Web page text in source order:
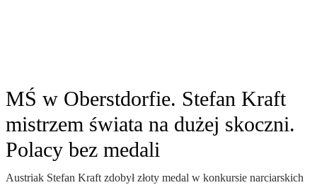
MŚ w Oberstdorfie. Stefan Kraft
mistrzem świata na dużej skoczni.
Polacy bez medali
Austriak Stefan Kraft zdobył złoty medal w konkursie narciarskich